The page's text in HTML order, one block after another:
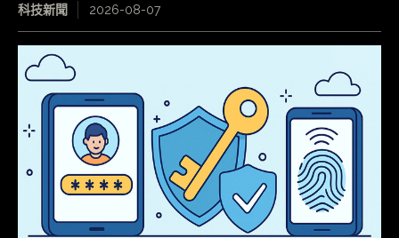
科技新聞 2026-08-07